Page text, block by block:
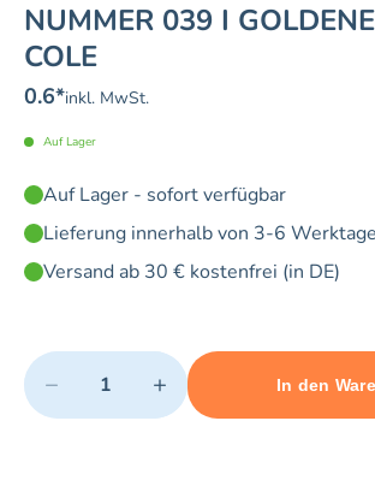
NUMMER 039 I
COLE
0.6*inkl. MwSt.
Auf Lager
Auf Lager - sofort verfügbar
Lieferung innerhalb von 3-6
Versand ab 30 € kostenfrei (in DE)
Quantity
− +
Minimum quantity: 1 MaximumIn den
Add 1 item to cart